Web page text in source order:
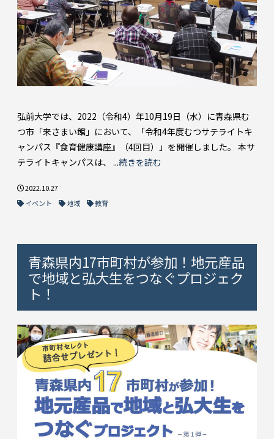
弘前大学では、2022（令和4）年10月19日（水）に青森県む
つ市「来さまい館」において、「令和4年度むつサテライトキ
ャンパス『食育健康講座』（4回目）」を開催しました。 本サ
テライトキャンパスは、 ...続きを読む
2022.10.27
イベント
地域 教育
青森県内17市町村が参加！地元産品
で地域と弘大生をつなぐプロジェク
ト！